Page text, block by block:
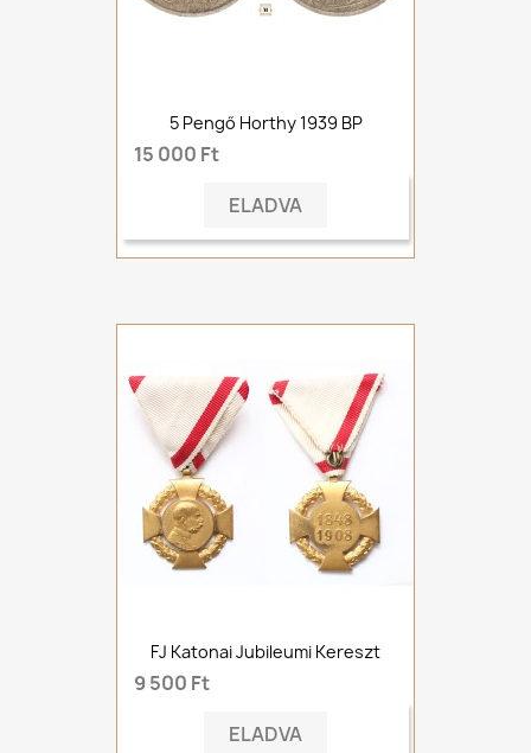
5 Pengő Horthy 1939 BP
15 000 Ft
ELADVA
FJ Katonai Jubileumi Kereszt
9 500 Ft
ELADVA